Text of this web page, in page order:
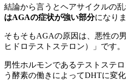
結論から言うとヘアサイクルの乱
はAGAの症状が強い部分になりま
そもそもAGAの原因は、悪性の
ヒドロテストステロン）」です。
男性ホルモンであるテストステ
う酵素の働きによってDHTに変化